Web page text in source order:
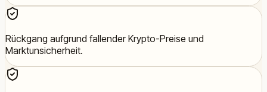
Rückgang aufgrund fallender Krypto-Preise und
Marktunsicherheit.